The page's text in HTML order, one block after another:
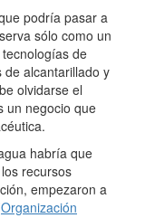
podría pasar a
sólo como un
de
de alcantarillado y
olvidarse el
un negocio que
habría que
recursos
empezaron a
Organización